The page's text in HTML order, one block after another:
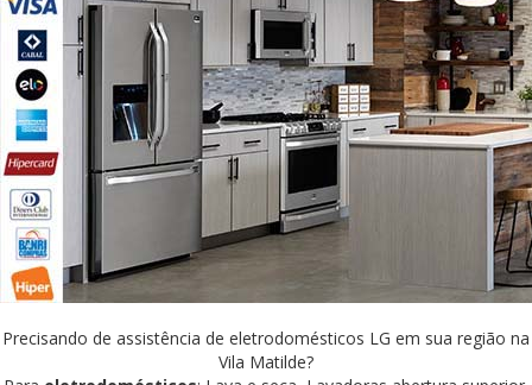
Precisando de assistência de eletrodomésticos LG em sua região na
Vila Matilde?